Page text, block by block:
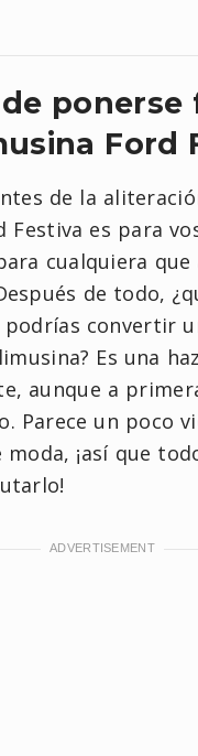
ponerse
Ford
de la
Festiva es para
cualquiera que
de todo,
podrías convertir
Es una
aunque a
Parece un poco
¡así que